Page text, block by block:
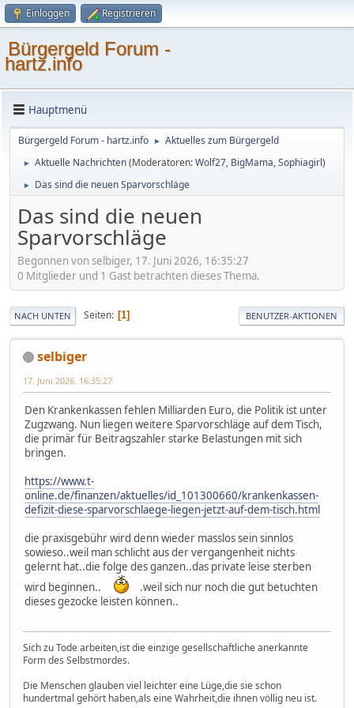
Einloggen Registrieren
Bürgergeld Forum -
hartz.info
Hauptmenü
Bürgergeld Forum - hartz.info ► Aktuelles zum Bürgergeld
► Aktuelle Nachrichten(Moderatoren:Wolf27, BigMama,Sophiagirl)
► Das sind die neuen Sparvorschläge
Das sind die neuen
Sparvorschläge
Begonnen von selbiger, 17. Juni 2026, 16:35:27
0 Mitglieder und 1 Gast betrachten dieses Thema.
NACH UNTEN Seiten 1 BENUTZER-AKTIONEN
selbiger
17. Juni 2026, 16:35:27
Den Krankenkassen fehlen Milliarden Euro, die Politik ist unter
Zugzwang. Nun liegen weitere Sparvorschläge auf dem Tisch,
die primär für Beitragszahler starke Belastungen mit sich
bringen.
https://www.t-
online.de/finanzen/aktuelles/id_101300660/krankenkassen-
defizit-diese-sparvorschlaege-liegen-jetzt-auf-dem-tisch.html
die praxisgebühr wird denn wieder masslos sein sinnlos
sowieso..weil man schlicht aus der vergangenheit nichts
gelernt hat..die folge des ganzen..das private leise sterben
wird beginnen..
.weil sich nur noch die gut betuchten
dieses gezocke leisten können..
Sich zu Tode arbeiten,ist die einzige gesellschaftliche anerkannte
Form des Selbstmordes.
Die Menschen glauben viel leichter eine Lüge,die sie schon
hundertmal gehört haben,als eine Wahrheit,die ihnen völlig neu ist.